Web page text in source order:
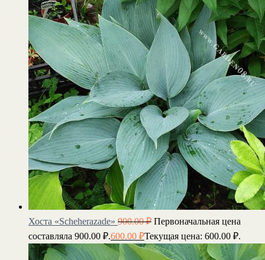
Хоста «Scheherazade» 900.00₽ Первоначальная цена
составляла 900.00 ₽.600.00 ₽Текущая цена: 600.00 ₽.